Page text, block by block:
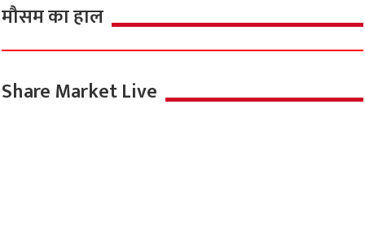
मौसम का हाल
Share Market Live